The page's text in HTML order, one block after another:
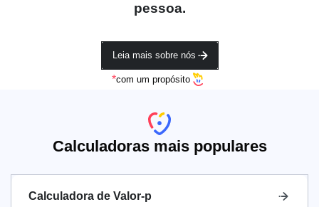
pessoa.
Leia mais sobre nós
*com um propósito
Calculadoras mais populares
Calculadora de Valor-p